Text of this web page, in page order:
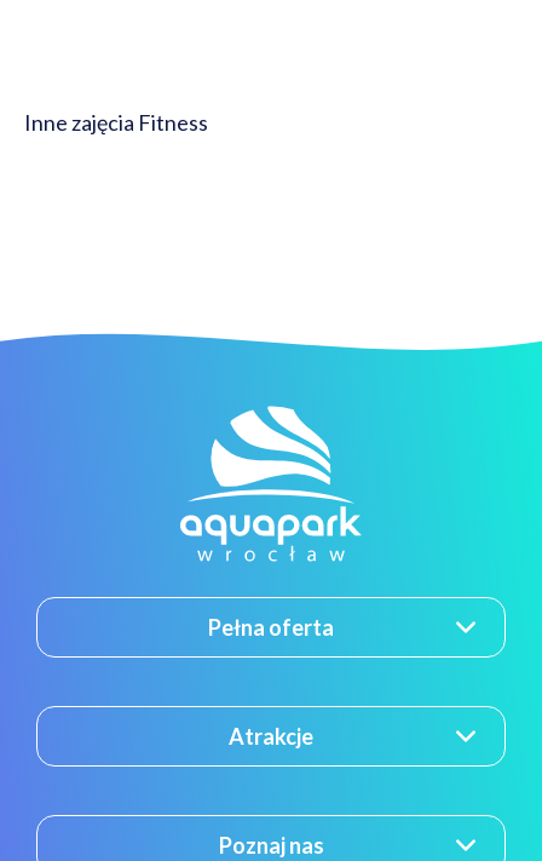
Inne zajęcia Fitness
Pełna oferta
Atrakcje
Poznaj nas